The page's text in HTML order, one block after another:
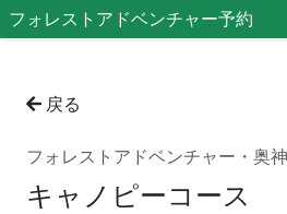
フォレストアドベンチャー予約
戻る
フォレストアドベンチャー・奥
キャノピーコース